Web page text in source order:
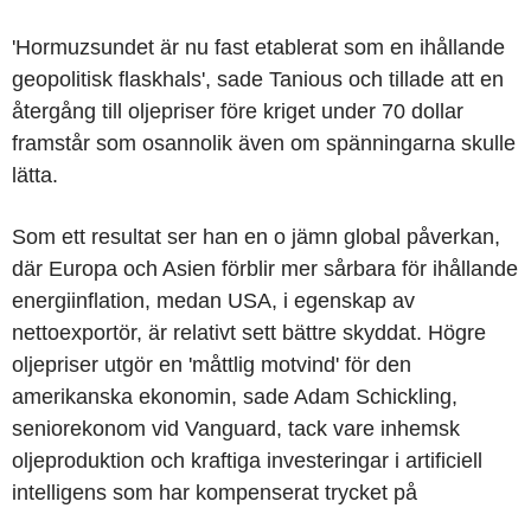
'Hormuzsundet är nu fast etablerat som en ihållande
geopolitisk flaskhals', sade Tanious och tillade att en
återgång till oljepriser före kriget under 70 dollar
framstår som osannolik även om spänningarna skulle
lätta.
Som ett resultat ser han en o jämn global påverkan,
där Europa och Asien förblir mer sårbara för ihållande
energiinflation, medan USA, i egenskap av
nettoexportör, är relativt sett bättre skyddat. Högre
oljepriser utgör en 'måttlig motvind' för den
amerikanska ekonomin, sade Adam Schickling,
seniorekonom vid Vanguard, tack vare inhemsk
oljeproduktion och kraftiga investeringar i artificiell
intelligens som har kompenserat trycket på